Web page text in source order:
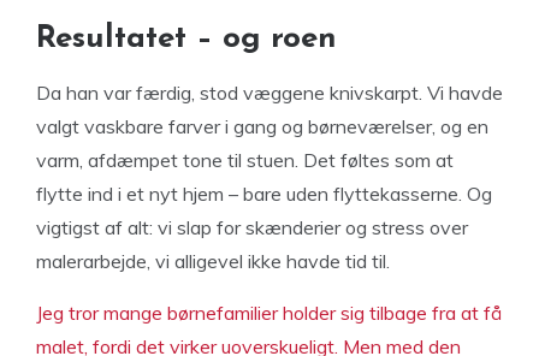
Resultatet – og roen
Da han var færdig, stod væggene knivskarpt. Vi havde
valgt vaskbare farver i gang og børneværelser, og en
varm, afdæmpet tone til stuen. Det føltes som at
flytte ind i et nyt hjem – bare uden flyttekasserne. Og
vigtigst af alt: vi slap for skænderier og stress over
malerarbejde, vi alligevel ikke havde tid til.
Jeg tror mange børnefamilier holder sig tilbage fra at få
malet, fordi det virker uoverskueligt. Men med den